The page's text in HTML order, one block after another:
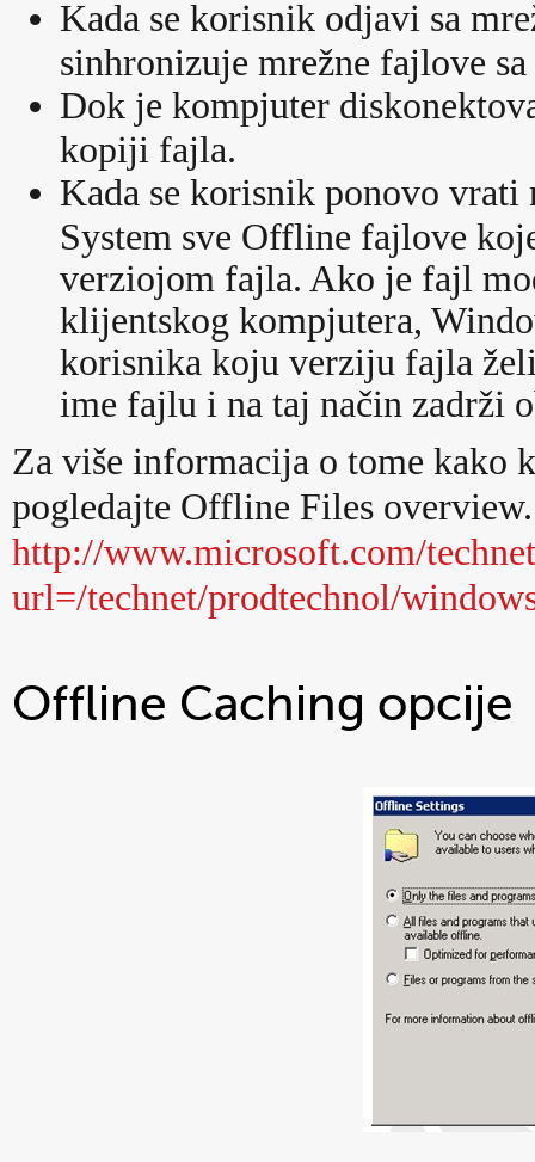
Kada se korisnik odjavi sa
sinhronizuje mrežne fajlove
Dok je kompjuter
kopiji fajla.
Kada se korisnik ponovo
System sve Offline fajlove
verziojom fajla. Ako je fajl
klijentskog kompjutera,
korisnika koju verziju fajla
ime fajlu i na taj način zadrži
Za više informacija o tome
pogledajte Offline Files
http://www.microsoft.com/
url=/technet/prodtechnol/
Offline Caching opcije